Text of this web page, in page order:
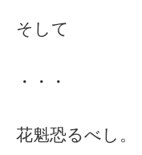
そして
・・・
花魁恐るべし。